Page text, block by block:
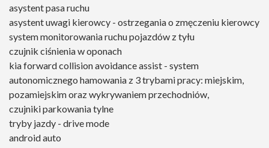
asystent pasa ruchu
asystent uwagi kierowcy - ostrzegania o zmęczeniu kierowcy
system monitorowania ruchu pojazdów z tyłu
czujnik ciśnienia w oponach
kia forward collision avoidance assist - system
autonomicznego hamowania z 3 trybami pracy: miejskim,
pozamiejskim oraz wykrywaniem przechodniów,
czujniki parkowania tylne
tryby jazdy - drive mode
android auto